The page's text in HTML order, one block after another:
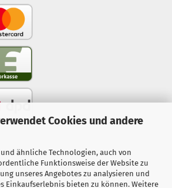
Cookies und andere
ähnliche Technologien, auch von
Funktionsweise der Website zu
unseres Angebotes zu analysieren und
Einkaufserlebnis bieten zu können. Weitere